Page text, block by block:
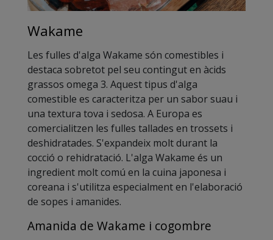
Wakame
Les fulles d'alga Wakame són comestibles i
destaca sobretot pel seu contingut en àcids
grassos omega 3. Aquest tipus d'alga
comestible es caracteritza per un sabor suau i
una textura tova i sedosa. A Europa es
comercialitzen les fulles tallades en trossets i
deshidratades. S'expandeix molt durant la
cocció o rehidratació. L'alga Wakame és un
ingredient molt comú en la cuina japonesa i
coreana i s'utilitza especialment en l'elaboració
de sopes i amanides.
Amanida de Wakame i cogombre